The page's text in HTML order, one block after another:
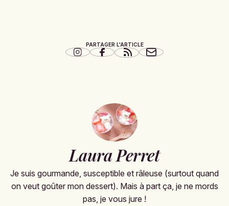
PARTAGER L'ARTICLE
Laura Perret
Je suis gourmande, susceptible et râleuse (surtout quand
on veut goûter mon dessert). Mais à part ça, je ne mords
pas, je vous jure !